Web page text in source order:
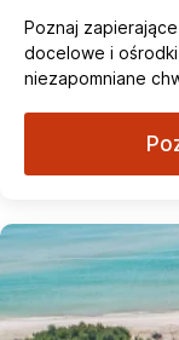
Poznaj
docelowe i
niezapomniane